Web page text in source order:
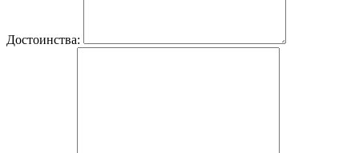
Достоинства: